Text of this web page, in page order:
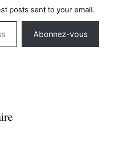
posts sent to your email.
Abonnez-vous